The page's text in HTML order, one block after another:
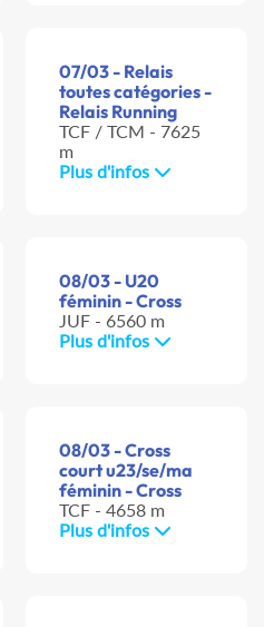
07/03 - Relais
toutes catégories -
Relais Running
TCF / TCM - 7625
m
Plus d'infos
08/03 - U20
féminin - Cross
JUF - 6560 m
Plus d'infos
08/03 - Cross
court u23/se/ma
féminin - Cross
TCF - 4658 m
Plus d'infos